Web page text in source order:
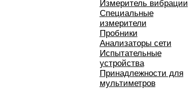
Измеритель вибрации
Специальные
измерители
Пробники
Анализаторы сети
Испытательные
устройства
Принадлежности для
мультиметров